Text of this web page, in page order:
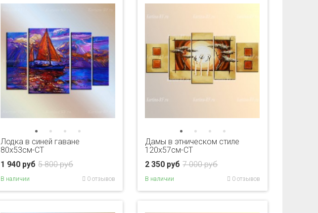
Лодка в синей гаване
80x53см-CT
5 800 руб
1 940 руб
В наличии 0 отзывов
Дамы в этническом стиле
120х57см-CT
7 000 руб
2 350 руб
В наличии 0 отзывов